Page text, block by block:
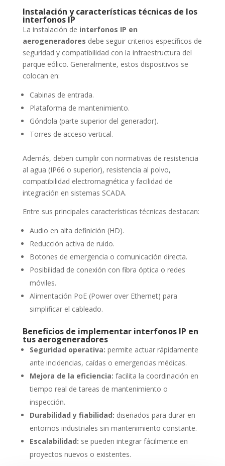
Instalación y características técnicas de los
interfonos IP
La instalación de interfonos IP en
aerogeneradores debe seguir criterios específicos de
seguridad y compatibilidad con la infraestructura del
parque eólico. Generalmente, estos dispositivos se
colocan en:
Cabinas de entrada.
Plataforma de mantenimiento.
Góndola (parte superior del generador).
Torres de acceso vertical.
Además, deben cumplir con normativas de resistencia
al agua (IP66 o superior), resistencia al polvo,
compatibilidad electromagnética y facilidad de
integración en sistemas SCADA.
Entre sus principales características técnicas destacan:
Audio en alta definición (HD).
Reducción activa de ruido.
Botones de emergencia o comunicación directa.
Posibilidad de conexión con fibra óptica o redes
móviles.
Alimentación PoE (Power over Ethernet) para
simplificar el cableado.
Beneficios de implementar interfonos IP en
tus aerogeneradores
Seguridad operativa: permite actuar rápidamente
ante incidencias, caídas o emergencias médicas.
Mejora de la eficiencia: facilita la coordinación en
tiempo real de tareas de mantenimiento o
inspección.
Durabilidad y fiabilidad: diseñados para durar en
entornos industriales sin mantenimiento constante.
Escalabilidad: se pueden integrar fácilmente en
proyectos nuevos o existentes.